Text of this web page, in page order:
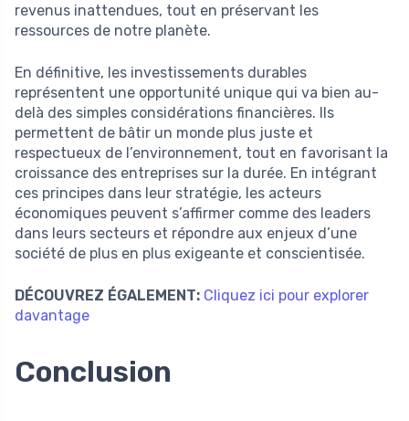
revenus inattendues, tout en préservant les
ressources de notre planète.
En définitive, les investissements durables
représentent une opportunité unique qui va bien au-
delà des simples considérations financières. Ils
permettent de bâtir un monde plus juste et
respectueux de l’environnement, tout en favorisant la
croissance des entreprises sur la durée. En intégrant
ces principes dans leur stratégie, les acteurs
économiques peuvent s’affirmer comme des leaders
dans leurs secteurs et répondre aux enjeux d’une
société de plus en plus exigeante et conscientisée.
DÉCOUVREZ ÉGALEMENT: Cliquez ici pour explorer
davantage
Conclusion